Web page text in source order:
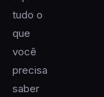
tudo o
que
você
precisa
saber